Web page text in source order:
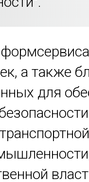
а также
для